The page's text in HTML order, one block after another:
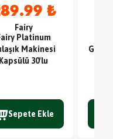
₺
Fairy
Platinum
Makinesi
Kapsülü 30'lu
Sepete Ekle